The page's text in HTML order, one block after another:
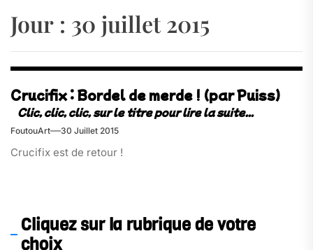
Jour : 30 juillet 2015
Crucifix : Bordel de merde ! (par Puiss)
FoutouArt 30 Juillet 2015
Crucifix est de retour !
Cliquez sur la rubrique de votre
choix